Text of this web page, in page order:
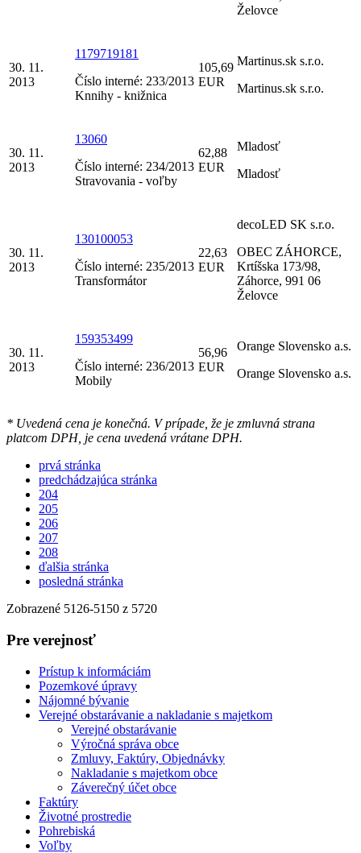
Želovce
30. 11.
2013
1179719181
Číslo interné: 233/2013
Knnihy - knižnica
105,69
EUR
Martinus.sk s.r.o.
Martinus.sk s.r.o.
30. 11.
2013
13060
Číslo interné: 234/2013
Stravovania - voľby
62,88
EUR
Mladosť
Mladosť
30. 11.
2013
130100053
Číslo interné: 235/2013
Transformátor
22,63
EUR
decoLED SK s.r.o.
OBEC ZÁHORCE,
Krtíšska 173/98,
Záhorce, 991 06
Želovce
30. 11.
2013
159353499
Číslo interné: 236/2013
Mobily
56,96
EUR
Orange Slovensko a.s.
Orange Slovensko a.s.
* Uvedená cena je konečná. V prípade, že je zmluvná strana
platcom DPH, je cena uvedená vrátane DPH.
prvá stránka
predchádzajúca stránka
204
205
206
207
208
ďalšia stránka
posledná stránka
Zobrazené 5126-5150 z 5720
Pre verejnosť
Prístup k informáciám
Pozemkové úpravy
Nájomné bývanie
Verejné obstarávanie a nakladanie s majetkom
Verejné obstarávanie
Výročná správa obce
Zmluvy, Faktúry, Objednávky
Nakladanie s majetkom obce
Záverečný účet obce
Faktúry
Životné prostredie
Pohrebiská
Voľby